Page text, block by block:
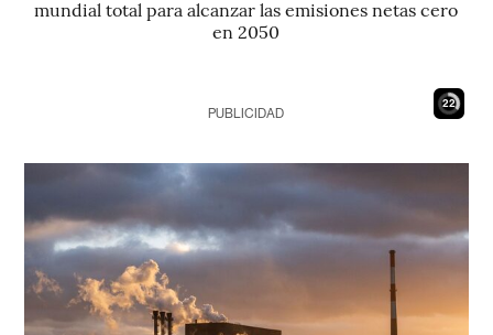
mundial total para alcanzar las emisiones netas cero
en 2050
21
PUBLICIDAD